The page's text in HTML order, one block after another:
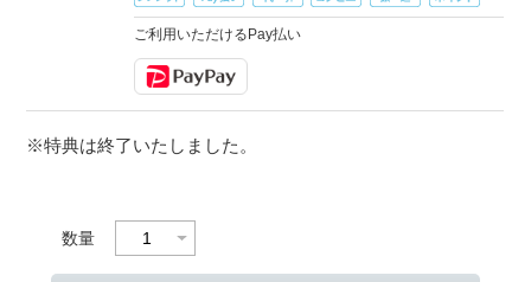
ご利用いただけるPay払い
※特典は終了いたしました。
数量